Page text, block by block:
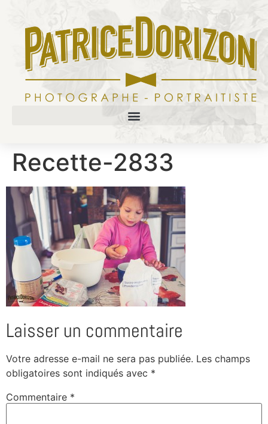
Recette-2833
Laisser un commentaire
Votre adresse e-mail ne sera pas publiée. Les champs
obligatoires sont indiqués avec *
Commentaire *